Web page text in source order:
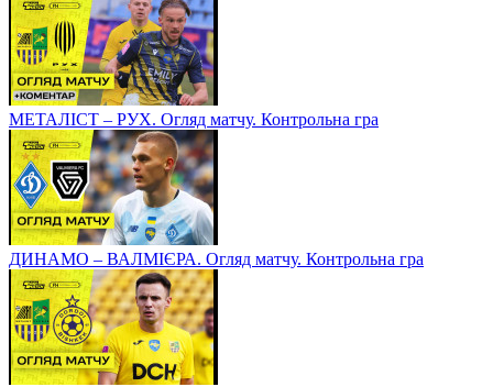
МЕТАЛІСТ – РУХ. Огляд матчу. Контрольна гра
ДИНАМО – ВАЛМІЄРА. Огляд матчу. Контрольна гра